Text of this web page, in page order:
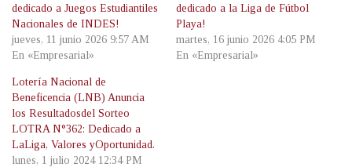
dedicado a Juegos Estudiantiles
Nacionales de INDES!
jueves, 11 junio 2026 9:57 AM
En «Empresarial»
dedicado a la Liga de Fútbol
Playa!
martes, 16 junio 2026 4:05 PM
En «Empresarial»
Lotería Nacional de
Beneficencia (LNB) Anuncia
los Resultadosdel Sorteo
LOTRA N°362: Dedicado a
LaLiga, Valores yOportunidad.
lunes, 1 julio 2024 12:34 PM